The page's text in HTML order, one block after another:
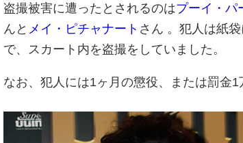
盗撮被害に遭ったとされるのはプーイ・パ
んと メイ・ピチャナート さん 。犯人は紙
で、スカート内を盗撮をしていました。
なお、犯人には1ヶ月の懲役、または罰金1